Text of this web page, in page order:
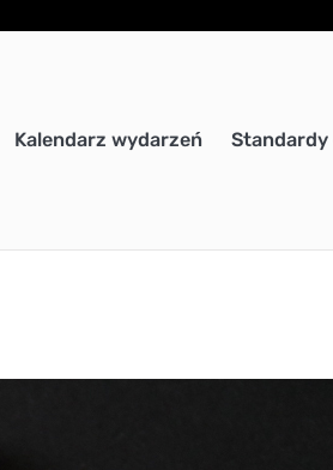
Kalendarz wydarzeń